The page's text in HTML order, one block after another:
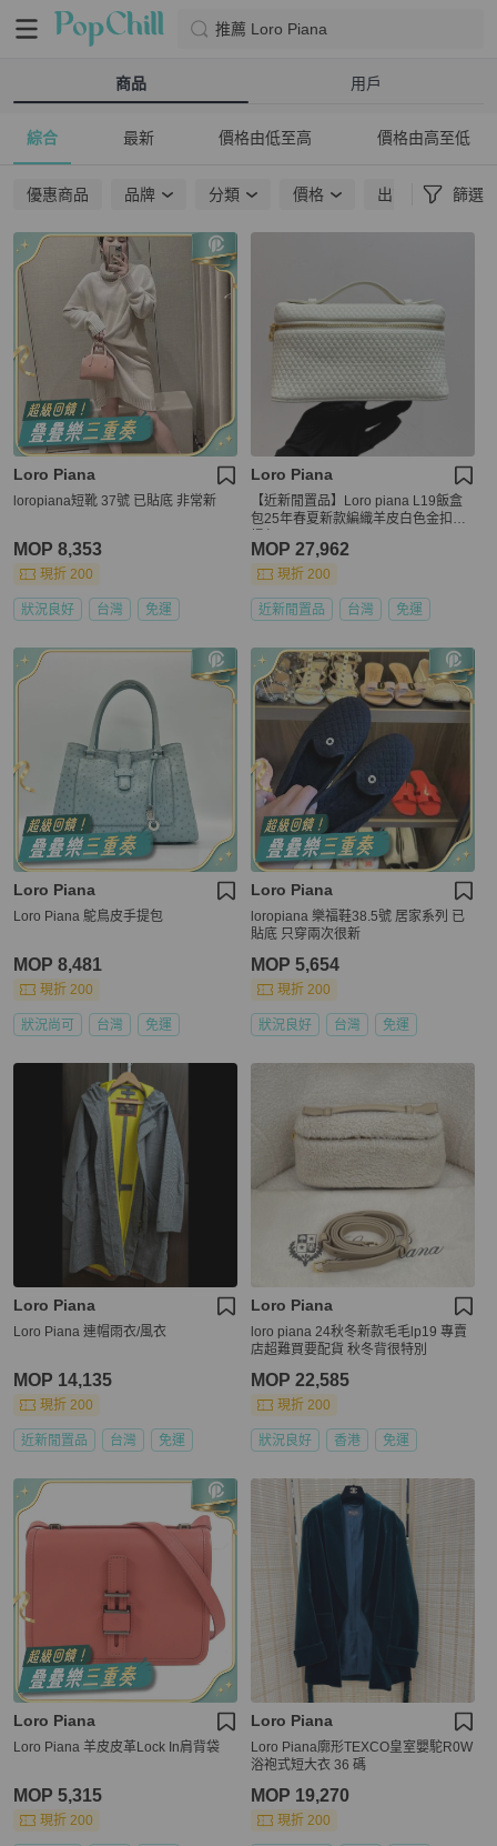
推薦 Loro Piana
商品 用戶
綜合 最新 價格由低至高 價格由高至低
優惠商品 品牌 分類 價格 出貨地點 篩選
Loro Piana
loropiana短靴 37號 已貼底 非常新
MOP 8,353
現折 200
狀況良好 台灣 免運
Loro Piana
【近新閒置品】Loro piana L19飯盒
包25年春夏新款編織羊皮白色金扣手
MOP 27,962
現折 200
近新閒置品 台灣 免運
Loro Piana
Loro Piana 鴕鳥皮手提包
MOP 8,481
現折 200
狀況尚可 台灣 免運
Loro Piana
loropiana 樂福鞋38.5號 居家系列 已
貼底 只穿兩次很新
MOP 5,654
現折 200
狀況良好 台灣 免運
Loro Piana
Loro Piana 連帽雨衣/風衣
MOP 14,135
現折 200
近新閒置品 台灣 免運
Loro Piana
loro piana 24秋冬新款毛毛lp19 專賣
店超難買要配貨 秋冬背很特別
MOP 22,585
現折 200
狀況良好 香港 免運
Loro Piana
Loro Piana 羊皮皮革Lock In肩背袋
MOP 5,315
現折 200
Loro Piana
Loro Piana廓形TEXCO皇室嬰駝R0W
浴袍式短大衣 36 碼
MOP 19,270
現折 200